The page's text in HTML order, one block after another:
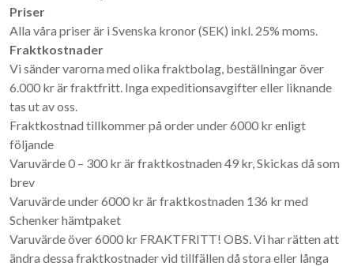
Priser
Alla våra priser är i Svenska kronor (SEK) inkl. 25% moms.
Fraktkostnader
Vi sänder varorna med olika fraktbolag, beställningar över
6.000 kr är fraktfritt. Inga expeditionsavgifter eller liknande
tas ut av oss.
Fraktkostnad tillkommer på order under 6000 kr enligt
följande
Varuvärde 0 – 300 kr är fraktkostnaden 49 kr, Skickas då som
brev
Varuvärde under 6000 kr är fraktkostnaden 136 kr med
Schenker hämtpaket
Varuvärde över 6000 kr FRAKTFRITT! OBS. Vi har rätten att
ändra dessa fraktkostnader vid tillfällen då stora eller långa